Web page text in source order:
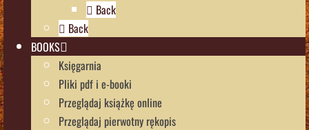
Back
Back
BOOKS
Księgarnia
Pliki pdf i e-booki
Przeglądaj książkę online
Przeglądaj pierwotny rękopis